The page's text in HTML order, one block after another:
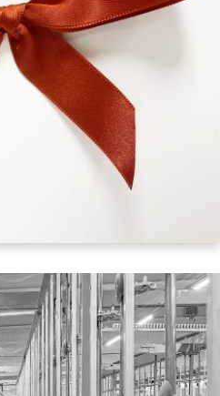
projets de packaging ?
VOS RUBANS POUR
MESURE !